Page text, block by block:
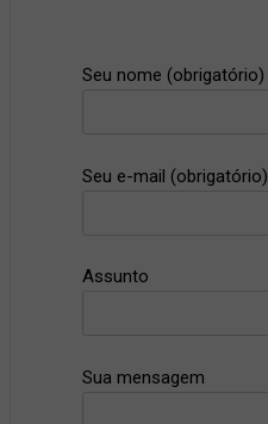
Seu nome (obrigatório)
Seu e-mail (obrigatório)
Assunto
Sua mensagem